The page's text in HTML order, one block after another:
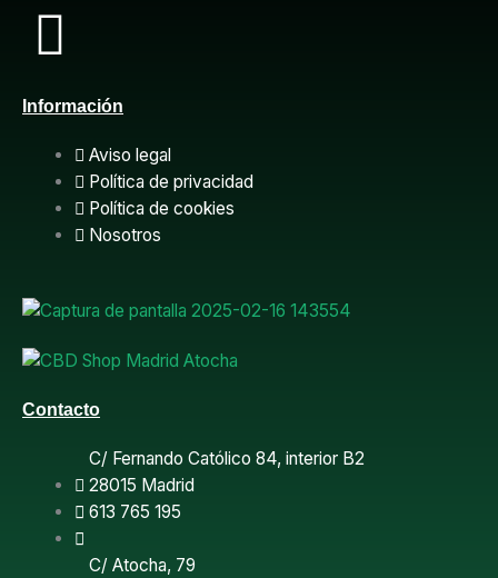
F
a
c
e
b
o
o
k
Información
Aviso legal
Política de privacidad
Política de cookies
Nosotros
Contacto
C/ Fernando Católico 84, interior B2
28015 Madrid
613 765 195
C/ Atocha, 79